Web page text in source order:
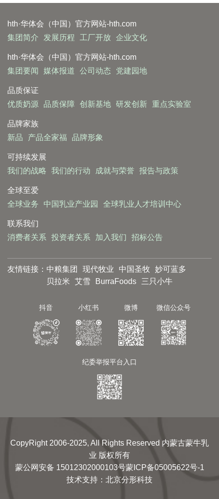
hth·华体会（中国）官方网站-hth.com
集团简介
发展历程 工厂开放 企业文化
hth·华体会（中国）官方网站-hth.com
集团要闻
媒体报道 公司动态 党建园地
品质保证
优质奶源
品质保障 创新基地 研发创新 重点实验室
品牌家族
新品
产品全家福 品牌形象
可持续发展
我们的战略
我们的行动 成就与荣誉 报告与政策
全球至爱
全球业务
中国乳业产业园 全球乳业人才培训中心
联系我们
消费者关系
投资者关系 加入我们 招标公告
友情链接： 中粮集团 现代牧业 中国圣牧 妙可蓝多
贝拉米
艾雪 BurraFoods 三只小牛
抖音 小红书 微博 微信公众号
纪委举报平台入口
CopyRight 2006-2025, All Rights Reserved 内蒙古蒙牛乳
业 版权所有
蒙公网安备 15012302000103号蒙ICP备05005622号-1
技术支持 ： 北京分形科技